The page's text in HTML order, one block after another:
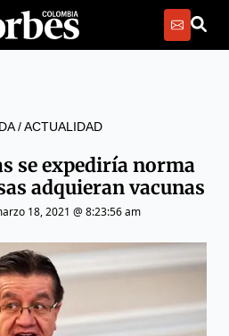
/ACTUALIDAD
se expediría norma
adquieran vacunas
18, 2021 @ 8:23:56 am